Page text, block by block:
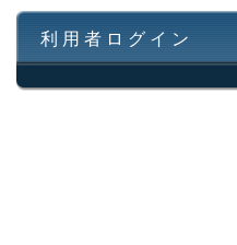
利 用 者 ロ グ イ ン